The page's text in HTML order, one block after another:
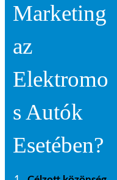
Marketing
az
Elektromo
s Autók
Esetében?